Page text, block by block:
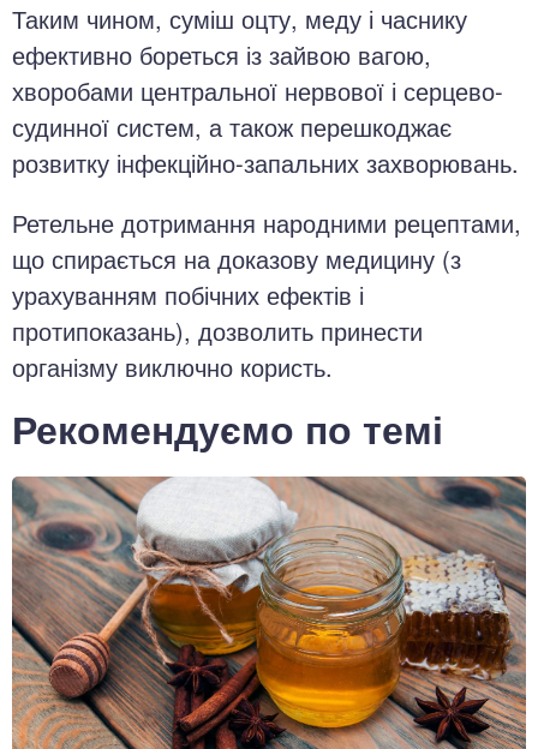
Таким чином, суміш оцту, меду і часнику
ефективно бореться із зайвою вагою,
хворобами центральної нервової і серцево-
судинної систем, а також перешкоджає
розвитку інфекційно-запальних захворювань.
Ретельне дотримання народними рецептами,
що спирається на доказову медицину (з
урахуванням побічних ефектів і
протипоказань), дозволить принести
організму виключно користь.
Рекомендуємо по темі